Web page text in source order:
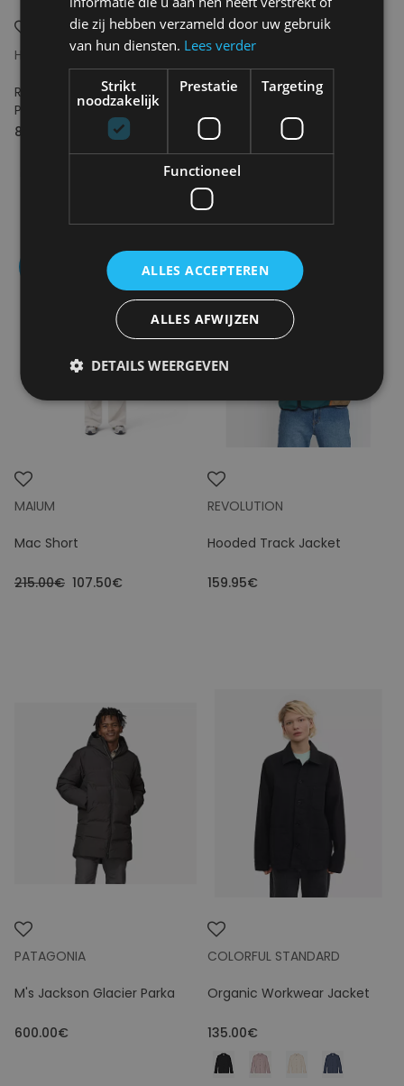
H2O SPORTSWEAR
RØMØ LW RAIN JACKET -
PACKABLE
80.00€
MAIUM
Original
149.00€ 74.50€
MAIUM
Mac Short
215.00€ 107.50€
REVOLUTION
Hooded Track Jacket
159.95€
PATAGONIA
M's Jackson Glacier Parka
600.00€
COLORFUL STANDARD
Organic Workwear Jacket
135.00€
die zij hebben verzameld door uw gebruik
van hun diensten. Lees verder
Strikt
noodzakelijk
Prestatie Targeting
Functioneel
ALLES ACCEPTEREN
ALLES AFWIJZEN
DETAILS WEERGEVEN